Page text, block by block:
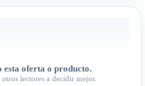
esta oferta o producto.
lectores a decidir mejor.